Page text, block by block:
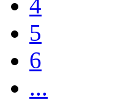
4
5
6
...